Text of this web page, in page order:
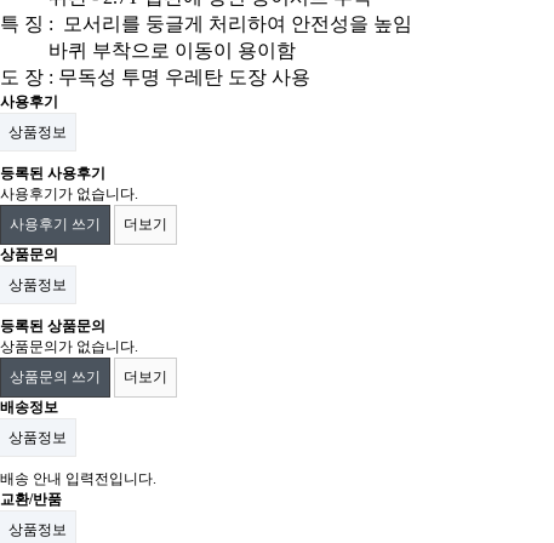
특 징 :
모서리를 둥글게 처리하여 안전성을 높임
바퀴 부착으로 이동이 용이함
도 장 : 무독성 투명 우레탄 도장 사용
사용후기
상품정보
등록된 사용후기
사용후기가 없습니다.
사용후기 쓰기
더보기
상품문의
상품정보
등록된 상품문의
상품문의가 없습니다.
상품문의 쓰기
더보기
배송정보
상품정보
배송 안내 입력전입니다.
교환/반품
상품정보